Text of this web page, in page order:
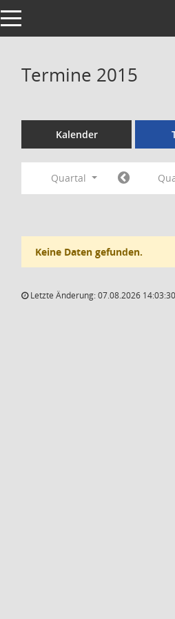
Toggle navigation
Termine 2015
Kalender
Quartal
Keine Daten gefunden.
Letzte Änderung: 07.08.2026 14:03:30